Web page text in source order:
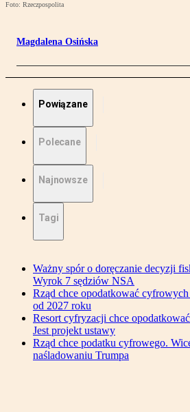
Foto: Rzeczpospolita
Magdalena Osińska
Powiązane
Polecane
Najnowsze
Tagi
Ważny spór o doręczanie decyzji
Wyrok 7 sędziów NSA
Rząd chce opodatkować
od 2027 roku
Resort cyfryzacji chce
Jest projekt ustawy
Rząd chce podatku cyfrowego.
naśladowaniu Trumpa